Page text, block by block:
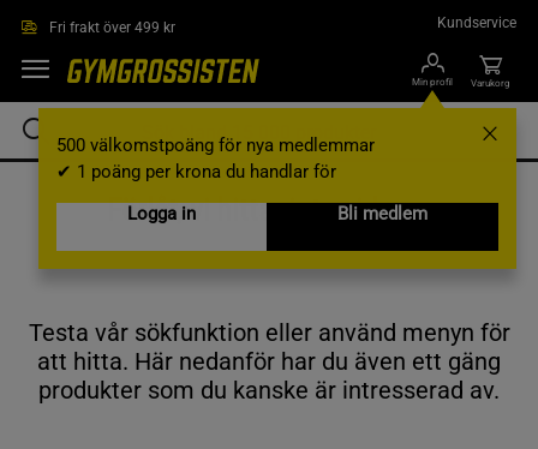
Fri frakt över 499 kr Kundservice
Min profil
500 välkomstpoäng för nya medlemmar
✔ 1 poäng per krona du handlar för
Logga in
Bli medlem
Varukorg
Förlåt, vi hittar inte sidan...
Testa vår sökfunktion eller använd menyn för
att hitta. Här nedanför har du även ett gäng
produkter som du kanske är intresserad av.